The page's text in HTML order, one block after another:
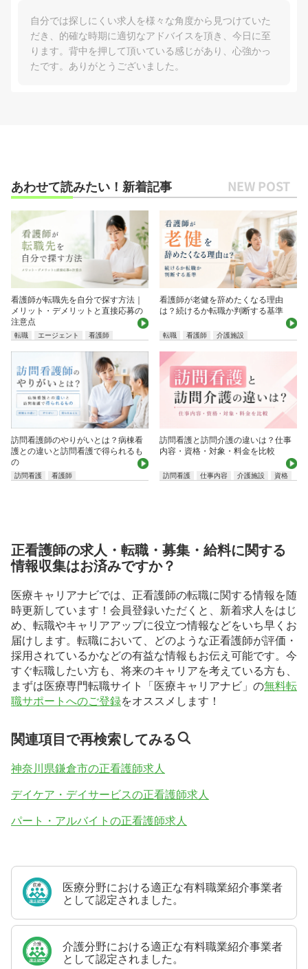
自分では探しにくい求人を様々な角度から見つけていた
だき、的確な時期に適切なアドバイスを頂き、今日に至
ります。背中を押して頂いている感じがあり、心強かっ
たです。ありがとうございました。
あわせて読みたい！新着記事
看護師が転職先を自分で探す方法｜
メリット・デメリットと直接応募の
注意点
転職 エージェント 看護師
看護師が老健を辞めたくなる理由
は？続けるか転職か判断する基準
転職 看護師 介護施設
訪問看護師のやりがいとは？病棟看
護との違いと訪問看護で得られるも
の
訪問看護 看護師
訪問看護と訪問介護の違いは？仕事
内容・資格・対象・料金を比較
訪問看護 仕事内容 介護施設 資格
正看護師の求人・転職・募集・給料に関する
情報収集はお済みですか？
医療キャリアナビでは、正看護師の転職に関する情報を随
時更新しています！会員登録いただくと、新着求人をはじ
め、転職やキャリアアップに役立つ情報などをいち早くお
届けします。転職において、どのような正看護師が評価・
採用されているかなどの有益な情報もお伝え可能です。今
すぐ転職したい方も、将来のキャリアを考えている方も、
まずは医療専門転職サイト「医療キャリアナビ」の無料転
職サポートへのご登録をオススメします！
関連項目で再検索してみる
神奈川県鎌倉市の正看護師求人
デイケア・デイサービスの正看護師求人
パート・アルバイトの正看護師求人
医療分野における適正な有料職業紹介事業者
として認定されました。
介護分野における適正な有料職業紹介事業者
として認定されました。